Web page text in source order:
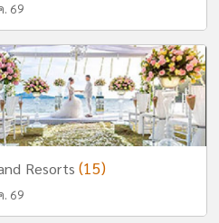
. 69
Resorts(15)
. 69